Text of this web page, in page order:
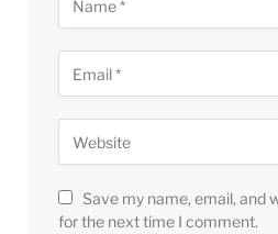
Save my name, email, and
for the next time I comment.